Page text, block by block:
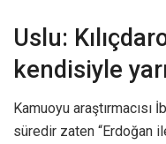
Uslu:
kendisiyle
Kamuoyu araştırmacısı
süredir zaten “Erdoğan